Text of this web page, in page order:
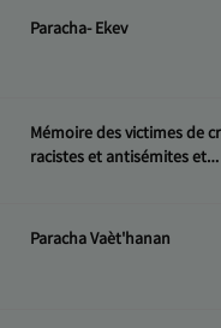
Paracha- Ekev
Mémoire des victimes de
racistes et antisémites et
Paracha Vaèt'hanan